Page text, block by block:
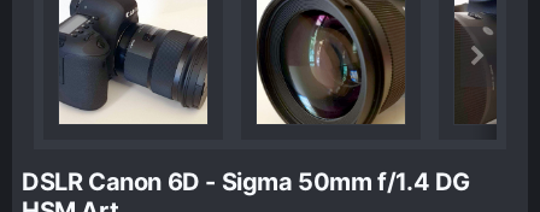
DSLR Canon 6D - Sigma 50mm f/1.4 DG